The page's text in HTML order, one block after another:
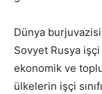
Dünya
Sovyet Rusya işçi
ekonomik ve
ülkelerin işçi